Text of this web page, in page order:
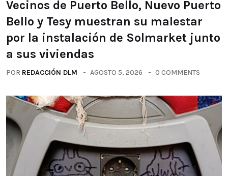
Vecinos de Puerto Bello, Nuevo Puerto
Bello y Tesy muestran su malestar
por la instalación de Solmarket junto
a sus viviendas
POR REDACCIÓN DLM AGOSTO 5, 2026 0 COMMENTS